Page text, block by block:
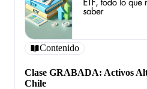
Contenido
Clase GRABADA: Activos
Chile